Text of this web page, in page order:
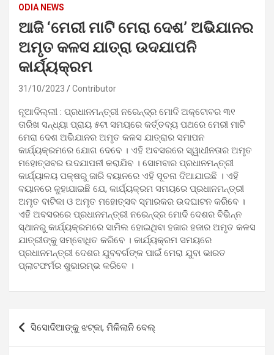
ODIA NEWS
ଆଜି ‘ମେରୀ ମାଟି ମେରା ଦେଶ’ ଅଭିଯାନର
ଅମୃତ କଳସ ଯାତ୍ରା ଉଦଯାପନି
କାର୍ଯ୍ୟକ୍ରମ
31/10/2023 Contributor
ନୂଆଦିଲ୍ଲୀ : ପ୍ରଧାନମନ୍ତ୍ରୀ ନରେନ୍ଦ୍ର ମୋଦି ଅକ୍ଟୋବର ୩୧
ତାରିଖ ସନ୍ଧ୍ୟା ପ୍ରାୟ ୫ଟା ସମୟରେ କର୍ତ୍ତବ୍ୟ ପଥରେ ମେରୀ ମାଟି
ମେରା ଦେଶ ଅଭିଯାନର ଅମୃତ କଳସ ଯାତ୍ରାର ସମାପନ
କାର୍ଯ୍ୟକ୍ରମରେ ଯୋଗ ଦେବେ । ଏହି ଅବସରରେ ସ୍ୱାଧୀନତାର ଅମୃତ
ମହୋତ୍ସବର ଉଦଯାପନୀ କରାଯିବ । ସୋମବାର ପ୍ରଧାନମନ୍ତ୍ରୀ
କାର୍ଯ୍ୟାଳୟ ପକ୍ଷରୁ ଜାରି ବୟାନରେ ଏହି ସୂଚନା ଦିଆଯାଇଛି । ଏହି
ବୟାନରେ କୁହାଯାଇଛି ଯେ, କାର୍ଯ୍ୟକ୍ରମ ସମୟରେ ପ୍ରଧାନମନ୍ତ୍ରୀ
ଅମୃତ ବାଟିକା ଓ ଅମୃତ ମହୋତ୍ସବ ସ୍ମାରକର ଉଦଘାଟନ କରିବେ ।
ଏହି ଅବସରରେ ପ୍ରଧାନମନ୍ତ୍ରୀ ନରେନ୍ଦ୍ର ମୋଦି ଦେଶର ବିଭିନ୍ନ
ସ୍ଥାନରୁ କାର୍ଯ୍ୟକ୍ରମରେ ସାମିଲ ହୋଇଥିବା ହଜାର ହଜାର ଅମୃତ କଳସ
ଯାତ୍ରୀଙ୍କୁ ସମ୍ବୋଧିତ କରିବେ । କାର୍ଯ୍ୟକ୍ରମ ସମୟରେ
ପ୍ରଧାନମନ୍ତ୍ରୀ ଦେଶର ଯୁବବର୍ଗଙ୍କ ପାଇଁ ମେରା ଯୁବା ଭାରତ
ପ୍ଲାଟଫର୍ମର ଶୁଭାରମ୍ଭ କରିବେ ।
Post
navigation
ସିସୋଦିଆଙ୍କୁ ଝଟ୍‌କା, ମିଳିଲାନି ବେଲ୍